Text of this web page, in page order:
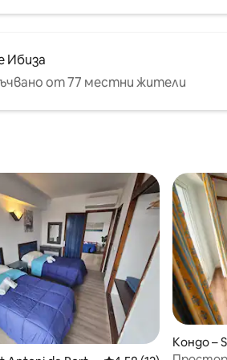
Ибиза
от 77 местни жители
Кондо –